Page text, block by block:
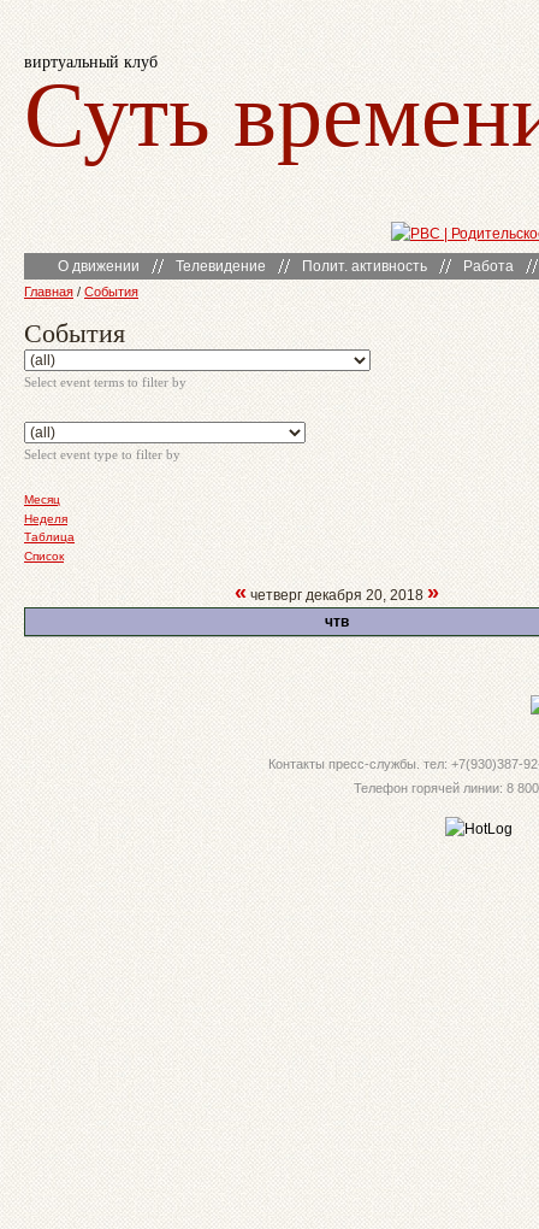
виртуальный клуб
Суть
О движении Телевидение Полит. активность Работа
Главная / События
События
Select event terms to filter by
Select event type to filter by
Месяц
Неделя
Таблица
Список
«четверг декабря 20, 2018»
чтв
Контакты пресс-службы. тел: +7(930)387-
Телефон горячей линии: 8